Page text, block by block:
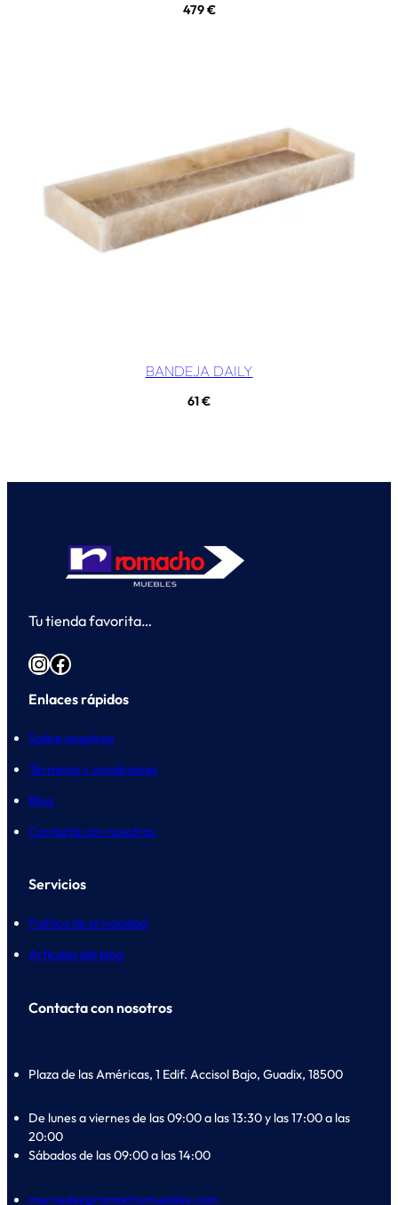
479€
BANDEJA DAILY
61€
Tu tienda favorita…
InstagramFacebook
Enlaces rápidos
Sobre nosotros
Términos y condiciones
Blog
Contacta con nosotros
Servicios
Política de privacidad
Artículos del blog
Contacta con nosotros
Plaza de las Américas, 1 Edif. Accisol Bajo, Guadix, 18500
De lunes a viernes de las 09:00 a las 13:30 y las 17:00 a las
20:00
Sábados de las 09:00 a las 14:00
mercedes@romachomuebles.com